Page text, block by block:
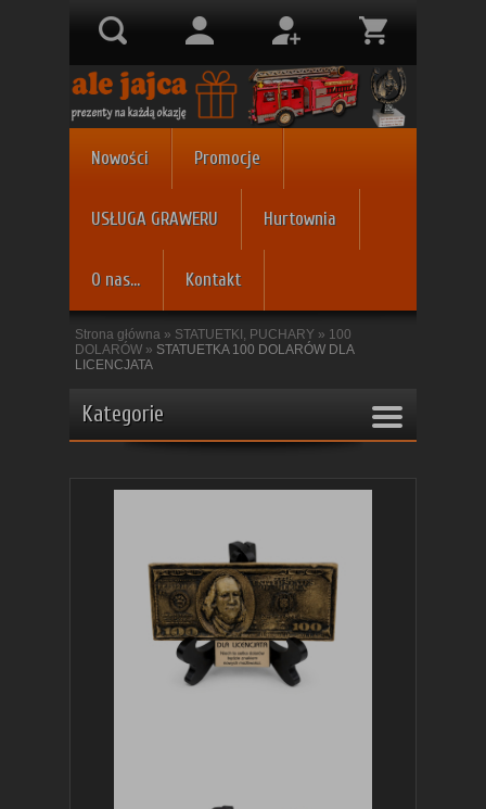
Nowości Promocje
USŁUGA GRAWERU Hurtownia
O nas... Kontakt
Strona główna » STATUETKI, PUCHARY » 100
DOLARÓW » STATUETKA 100 DOLARÓW DLA
LICENCJATA
Kategorie